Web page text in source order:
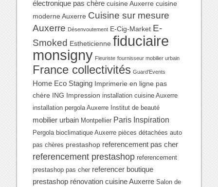
électronique pas chère cuisine Auxerre cuisine
moderne Auxerre Cuisine sur mesure
Auxerre Désenvoutement E-Cig-Market E-
Smoked Estheticienne fiduciaire
monsigny Fleuriste fournisseur mobilier urbain
France collectivités Guard'Events
Home Eco Staging Imprimerie en ligne pas
chère ING Impression installation cuisine Auxerre
installation pergola Auxerre
Institut de beauté
mobilier urbain Montpellier Paris Inspiration
Pergola bioclimatique Auxerre pièces détachées auto
pas chères prestashop referencement pas cher
referencement prestashop referencement
prestashop pas cher referencer boutique
prestashop rénovation cuisine Auxerre Salon de